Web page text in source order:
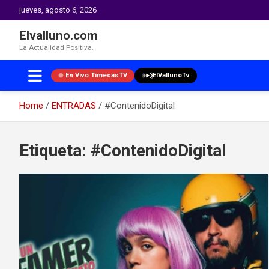
jueves, agosto 6, 2026
Elvalluno.com
La Actualidad Positiva.
En Vivo TimecasTV ElVallunoTv
Home ENTRADAS
#ContenidoDigital
contentEtiqueta: #ContenidoDigital